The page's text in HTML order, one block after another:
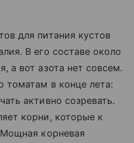
для питания кустов
В его составе около
а вот азота нет совсем.
томатам в конце лета:
активно созревать.
корни, которые к
Мощная корневая